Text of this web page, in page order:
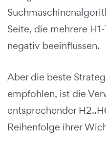
Seite, die mehrere
negativ beeinflussen.
Aber die beste
empfohlen, ist die
entsprechender
Reihenfolge ihrer